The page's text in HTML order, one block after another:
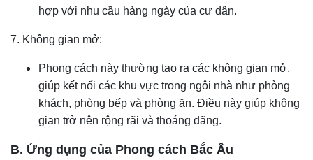
hợp với nhu cầu hàng ngày của cư dân.
7. Không gian mở:
Phong cách này thường tạo ra các không gian mở,
giúp kết nối các khu vực trong ngôi nhà như phòng
khách, phòng bếp và phòng ăn. Điều này giúp không
gian trở nên rộng rãi và thoáng đãng.
B. Ứng dụng của Phong cách Bắc Âu